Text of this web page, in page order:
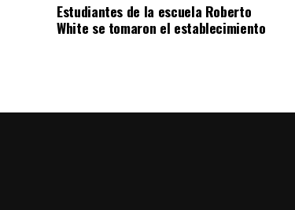
Estudiantes de la escuela Roberto
White se tomaron el establecimiento